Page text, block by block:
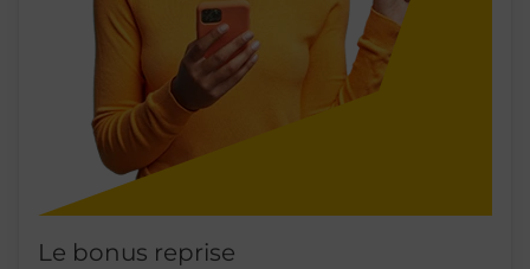
Le bonus reprise